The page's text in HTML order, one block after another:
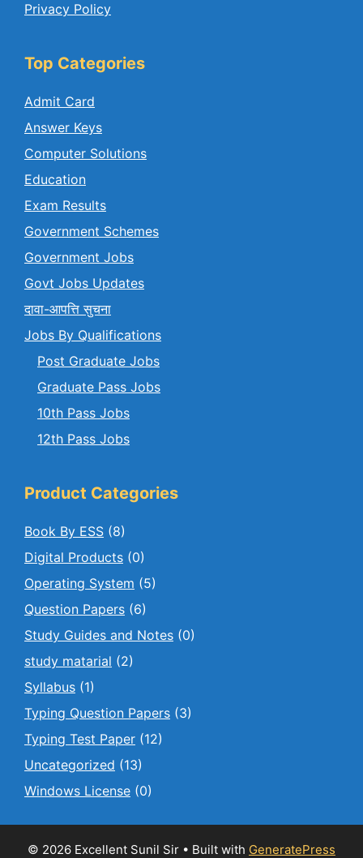
Privacy Policy
Top Categories
Admit Card
Answer Keys
Computer Solutions
Education
Exam Results
Government Schemes
Government Jobs
Govt Jobs Updates
दावा-आपत्ति सुचना
Jobs By Qualifications
Post Graduate Jobs
Graduate Pass Jobs
10th Pass Jobs
12th Pass Jobs
Product Categories
Book By ESS (8)
Digital Products (0)
Operating System (5)
Question Papers (6)
Study Guides and Notes (0)
study matarial (2)
Syllabus (1)
Typing Question Papers (3)
Typing Test Paper (12)
Uncategorized (13)
Windows License (0)
© 2026 Excellent Sunil Sir • Built with GeneratePress